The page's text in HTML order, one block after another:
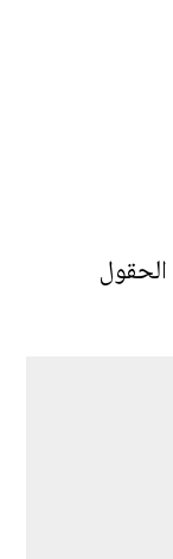
الحقول